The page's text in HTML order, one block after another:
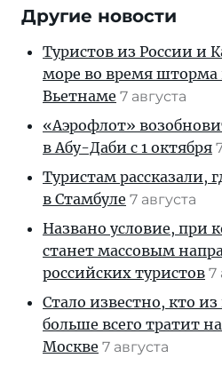
Другие новости
Туристов из России и
море во время шторма
Вьетнаме 7 августа
«Аэрофлот»
в Абу-Даби с 1 октября
Туристам рассказали,
в Стамбуле 7 августа
Названо условие, при
станет массовым
российских туристов 7
Стало известно, кто
больше всего тратит
Москве 7 августа